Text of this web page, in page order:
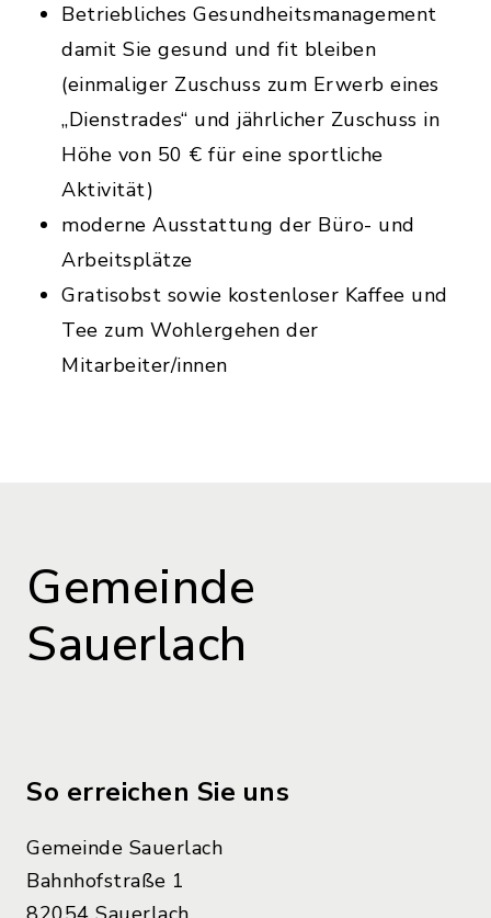
Betriebliches Gesundheitsmanagement
damit Sie gesund und fit bleiben
(einmaliger Zuschuss zum Erwerb eines
„Dienstrades“ und jährlicher Zuschuss in
Höhe von 50 € für eine sportliche
Aktivität)
moderne Ausstattung der Büro- und
Arbeitsplätze
Gratisobst sowie kostenloser Kaffee und
Tee zum Wohlergehen der
Mitarbeiter/innen
Gemeinde
Sauerlach
So erreichen Sie uns
Gemeinde Sauerlach
Bahnhofstraße 1